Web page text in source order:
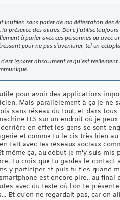
sans parler de ma détestation des
présence des autres. Donc j'utilise toujours
à parler avec ces personnes ou avec
pour ne pas s'aventurer, tel un
ignorer absolument ce qu'est réellement
pour avoir des applications
Mais parallèlement à ça je ne
sans réseau du tout, et dans tous
H.S sur un endroit où je peux
en effet les gens se sont
et comme tu le dis très bien
fait avec les réseaux sociaux
ça, au début je m'y suis mis
Tu crois que tu gardes le contact
y participer et puis tu t'es quand
est encore pire.. au final
avec du texte où l'on te
Et qu'on ne regardait pas, car on